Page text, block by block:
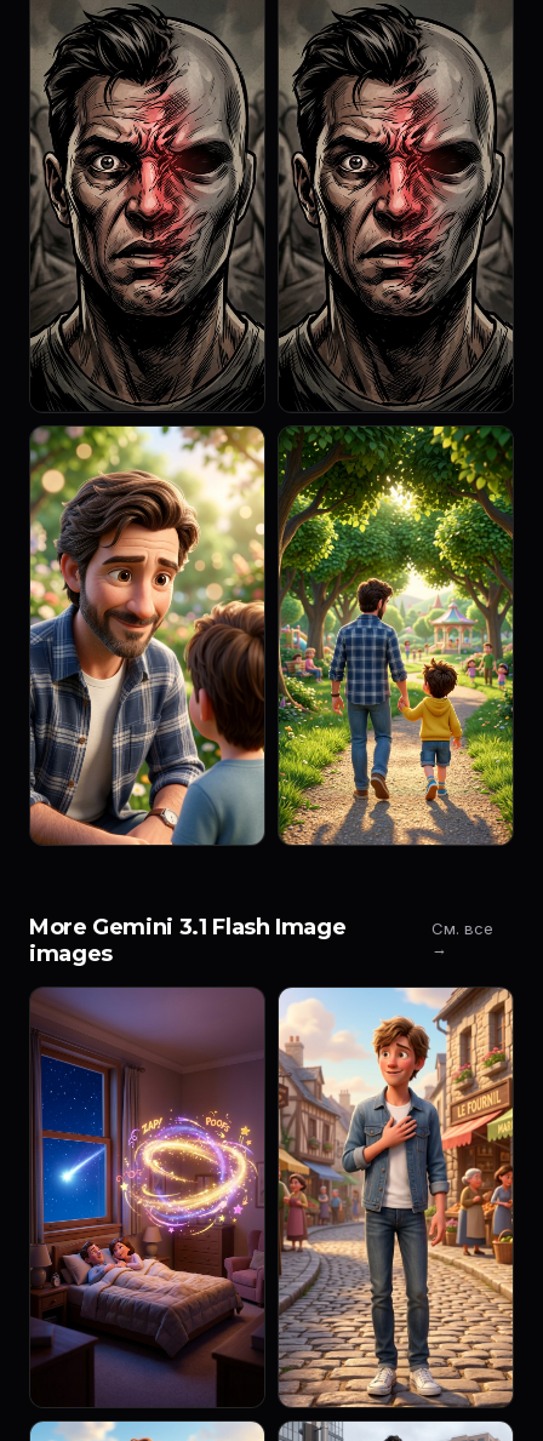
More Gemini 3.1 Flash Image
images
См. все
→